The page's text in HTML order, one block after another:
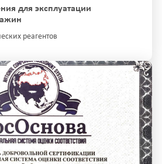
для эксплуатации
реагентов